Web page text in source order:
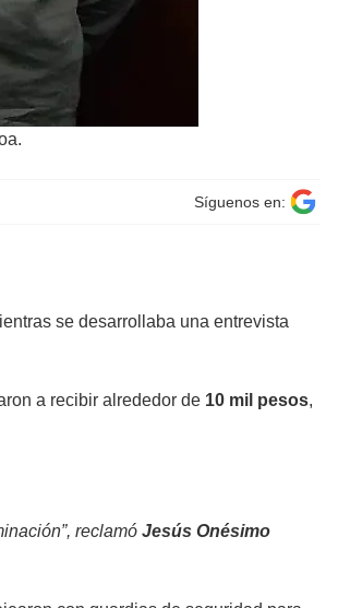
Síguenos en:
se desarrollaba una entrevista
a recibir alrededor de 10 mil pesos,
reclamó Jesús Onésimo